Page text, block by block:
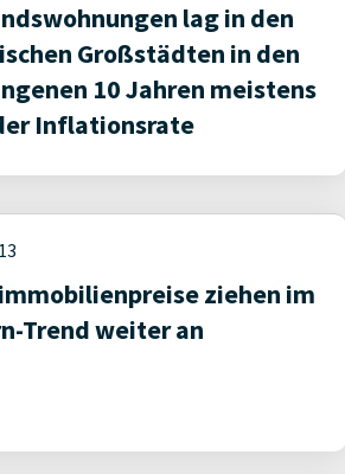
lag in den
Großstädten in den
10 Jahren meistens
Inflationsrate
ziehen im
Trend weiter an